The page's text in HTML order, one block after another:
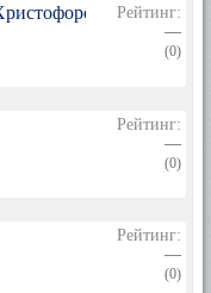
Рейтинг:
—
(0)
Рейтинг:
—
(0)
Рейтинг:
—
(0)